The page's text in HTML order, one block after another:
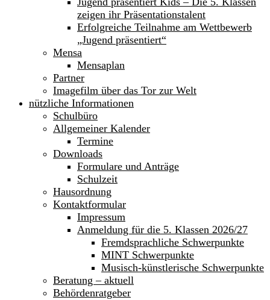
zeigen ihr Präsentationstalent
Erfolgreiche Teilnahme am Wettbewerb
„Jugend präsentiert“
Mensa
Mensaplan
Partner
Imagefilm über das Tor zur Welt
nützliche Informationen
Schulbüro
Allgemeiner Kalender
Termine
Downloads
Formulare und Anträge
Schulzeit
Hausordnung
Kontaktformular
Impressum
Anmeldung für die 5. Klassen 2026/27
Fremdsprachliche Schwerpunkte
MINT Schwerpunkte
Musisch-künstlerische Schwerpunkte
Beratung – aktuell
Behördenratgeber